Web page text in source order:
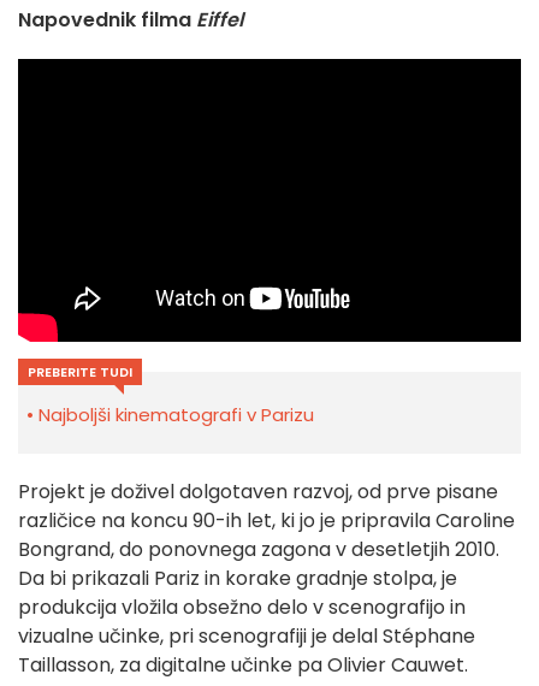
Napovednik filma Eiffel
PREBERITE TUDI
Najboljši kinematografi v Parizu
Projekt je doživel dolgotaven razvoj, od prve pisane
različice na koncu 90-ih let, ki jo je pripravila Caroline
Bongrand, do ponovnega zagona v desetletjih 2010.
Da bi prikazali Pariz in korake gradnje stolpa, je
produkcija vložila obsežno delo v scenografijo in
vizualne učinke, pri scenografiji je delal Stéphane
Taillasson, za digitalne učinke pa Olivier Cauwet.